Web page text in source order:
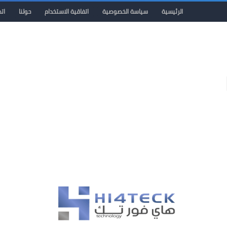
الرئيسية سياسة الخصوصية اتفاقية الاستخدام حولنا